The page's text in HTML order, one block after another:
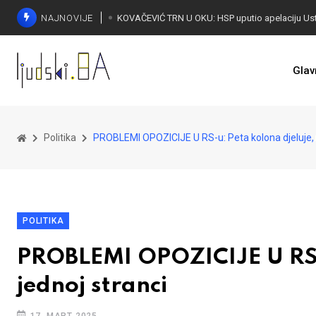
NAJNOVIJE
Politika PROBLEMI OPOZICIJE U RS-u: Peta kolona
POLITIKA
PROBLEMI OPOZICIJE U
jednoj stranci